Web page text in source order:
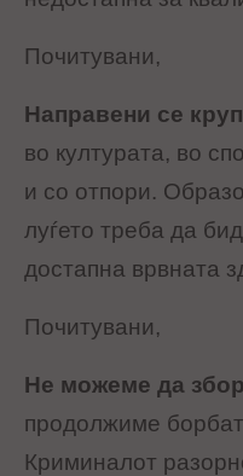
Почитувани,
Направени се
во културата, во
и со отпори.
луѓето треба да
достапна врвната
Почитувани,
Не можеме да
продолжиме
Криминалот